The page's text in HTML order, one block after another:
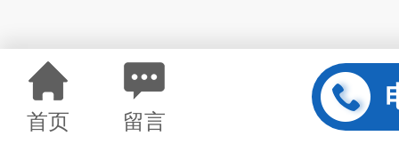
首页 留言